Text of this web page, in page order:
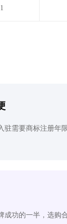
驻需要商标注册年
成功的一半，选购